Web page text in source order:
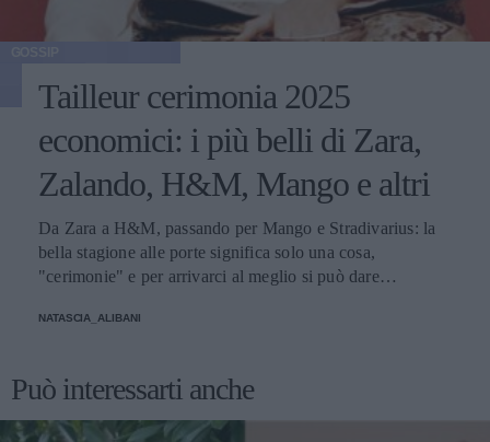
Tailleur cerimonia 2025
economici: i più belli di Zara,
Zalando, H&M, Mango e altri
Da Zara a H&M, passando per Mango e Stradivarius: la
bella stagione alle porte significa solo una cosa,
"cerimonie" e per arrivarci al meglio si può dare
NATASCIA_ALIBANI
Può interessarti anche